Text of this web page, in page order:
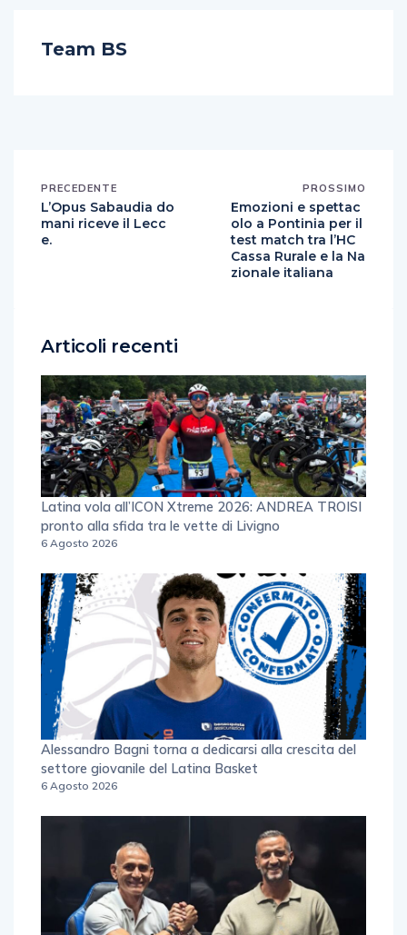
Team BS
PRECEDENTE
L’Opus Sabaudia do
mani riceve il Lecc
e.
PROSSIMO
Emozioni e spettac
olo a Pontinia per il
test match tra l’HC
Cassa Rurale e la Na
zionale italiana
Articoli recenti
Latina vola all’ICON Xtreme 2026: ANDREA TROISI
pronto alla sfida tra le vette di Livigno
6 Agosto 2026
Alessandro Bagni torna a dedicarsi alla crescita del
settore giovanile del Latina Basket
6 Agosto 2026